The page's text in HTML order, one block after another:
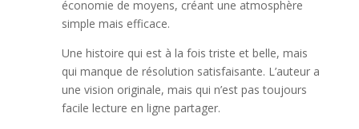
économie de moyens, créant une atmosphère
simple mais efficace.
Une histoire qui est à la fois triste et belle, mais
qui manque de résolution satisfaisante. L’auteur a
une vision originale, mais qui n’est pas toujours
facile lecture en ligne partager.